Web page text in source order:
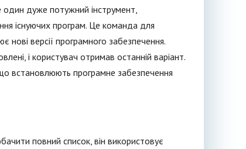
один дуже потужний інструмент,
існуючих програм. Це команда для
версії програмного забезпечення.
і користувач отримав останній варіант.
встановлюють програмне забезпечення
повний список, він використовує